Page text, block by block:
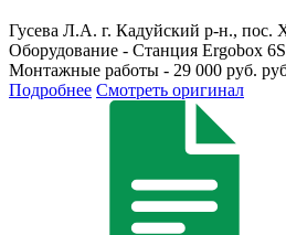
Гусева Л.А. г. Кадуйский р-н., пос.
Оборудование - Станция Ergobox
Монтажные работы - 29 000 руб.
Подробнее Смотреть оригинал